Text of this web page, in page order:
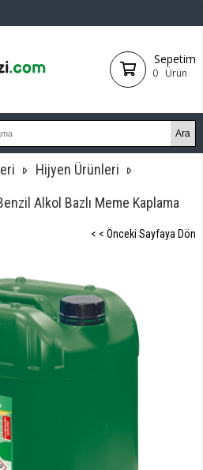
Sepetim
0 Ürün
Hijyen Ürünleri
Alkol Bazlı Meme Kaplama
< < Önceki Sayfaya Dön